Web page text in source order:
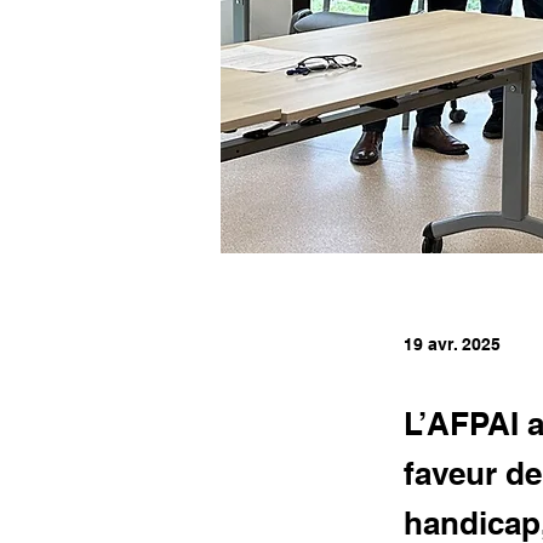
19 avr. 2025
faveur